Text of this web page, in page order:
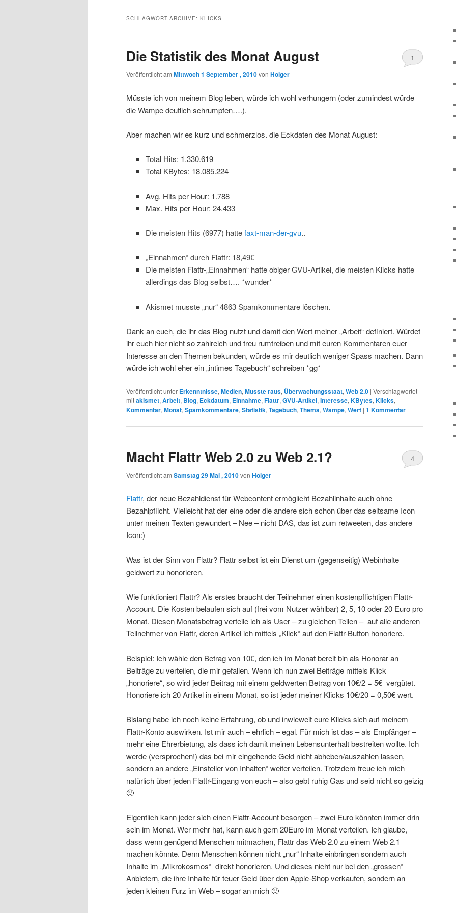
wechseln
SCHLAGWORT-ARCHIVE: KLICKS
Die Statistik des Monat August
Veröffentlicht am Mittwoch 1 September , 2010von Holger
1
Müsste ich von meinem Blog leben, würde ich wohl verhungern (oder zumindest würde
die Wampe deutlich schrumpfen….).
Aber machen wir es kurz und schmerzlos. die Eckdaten des Monat August:
Total Hits: 1.330.619
Total KBytes: 18.085.224
Avg. Hits per Hour: 1.788
Max. Hits per Hour: 24.433
Die meisten Hits (6977) hattefaxt-man-der-gvu..
„Einnahmen“ durch Flattr: 18,49€
Die meisten Flattr-„Einnahmen“ hatte obiger GVU-Artikel, die meisten Klicks hatte
allerdings das Blog selbst…. *wunder*
Akismet musste „nur“ 4863 Spamkommentare löschen.
Dank an euch, die ihr das Blog nutzt und damit den Wert meiner „Arbeit“ definiert. Würdet
ihr euch hier nicht so zahlreich und treu rumtreiben und mit euren Kommentaren euer
Interesse an den Themen bekunden, würde es mir deutlich weniger Spass machen. Dann
würde ich wohl eher ein „intimes Tagebuch“ schreiben *gg*
Veröffentlicht unter Erkenntnisse, Medien, Musste raus, Überwachungsstaat, Web 2.0 | Verschlagwortet
mitakismet, Arbeit, Blog, Eckdatum, Einnahme, Flattr, GVU-Artikel, Interesse, KBytes, Klicks,
Kommentar, Monat, Spamkommentare, Statistik, Tagebuch, Thema, Wampe, Wert | 1 Kommentar
Macht Flattr Web 2.0 zu Web 2.1?
Veröffentlicht am Samstag 29 Mai , 2010von Holger
4
Flattr, der neue Bezahldienst für Webcontent ermöglicht Bezahlinhalte auch ohne
Bezahlpflicht. Vielleicht hat der eine oder die andere sich schon über das seltsame Icon
unter meinen Texten gewundert – Nee – nicht DAS, das ist zum retweeten, das andere
Icon:)
Was ist der Sinn von Flattr? Flattr selbst ist ein Dienst um (gegenseitig) Webinhalte
geldwert zu honorieren.
Wie funktioniert Flattr? Als erstes braucht der Teilnehmer einen kostenpflichtigen Flattr-
Account. Die Kosten belaufen sich auf (frei vom Nutzer wählbar) 2, 5, 10 oder 20 Euro pro
Monat. Diesen Monatsbetrag verteile ich als User – zu gleichen Teilen – auf alle anderen
Teilnehmer von Flattr, deren Artikel ich mittels „Klick“ auf den Flattr-Button honoriere.
Beispiel: Ich wähle den Betrag von 10€, den ich im Monat bereit bin als Honorar an
Beiträge zu verteilen, die mir gefallen. Wenn ich nun zwei Beiträge mittels Klick
„honoriere“, so wird jeder Beitrag mit einem geldwerten Betrag von 10€/2 = 5€ vergütet.
Honoriere ich 20 Artikel in einem Monat, so ist jeder meiner Klicks 10€/20 = 0,50€ wert.
Bislang habe ich noch keine Erfahrung, ob und inwieweit eure Klicks sich auf meinem
Flattr-Konto auswirken. Ist mir auch – ehrlich – egal. Für mich ist das – als Empfänger –
mehr eine Ehrerbietung, als dass ich damit meinen Lebensunterhalt bestreiten wollte. Ich
werde (versprochen!) das bei mir eingehende Geld nicht abheben/auszahlen lassen,
sondern an andere „Einsteller von Inhalten“ weiter verteilen. Trotzdem freue ich mich
natürlich über jeden Flattr-Eingang von euch – also gebt ruhig Gas und seid nicht so geizig
🙂
Eigentlich kann jeder sich einen Flattr-Account besorgen – zwei Euro könnten immer drin
sein im Monat. Wer mehr hat, kann auch gern 20Euro im Monat verteilen. Ich glaube,
dass wenn genügend Menschen mitmachen, Flattr das Web 2.0 zu einem Web 2.1
machen könnte. Denn Menschen können nicht „nur“ Inhalte einbringen sondern auch
Inhalte im „Mikrokosmos“ direkt honorieren. Und dieses nicht nur bei den „grossen“
Anbietern, die ihre Inhalte für teuer Geld über den Apple-Shop verkaufen, sondern an
jeden kleinen Furz im Web – sogar an mich 🙂